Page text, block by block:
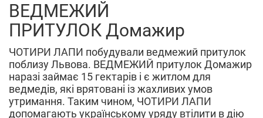
ВЕДМЕЖИЙ
ПРИТУЛОК Домажир
ЧОТИРИ ЛАПИ побудували ведмежий притулок
поблизу Львова. ВЕДМЕЖИЙ притулок Домажир
наразі займає 15 гектарів і є житлом для
ведмедів, які врятовані із жахливих умов
утримання. Таким чином, ЧОТИРИ ЛАПИ
допомагають українському уряду втілити в дію